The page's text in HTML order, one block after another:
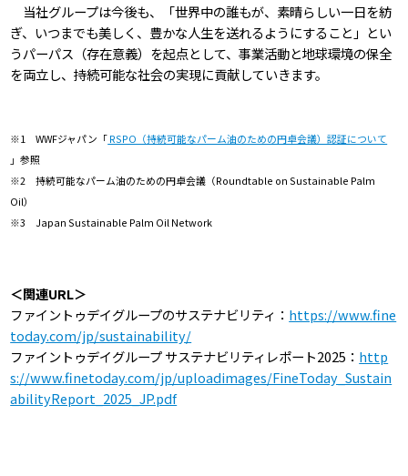
当社グループは今後も、「世界中の誰もが、素晴らしい一日を紡
ぎ、いつまでも美しく、豊かな人生を送れるようにすること」とい
うパーパス（存在意義）を起点として、事業活動と地球環境の保全
を両立し、持続可能な社会の実現に貢献していきます。
※1 WWFジャパン「RSPO（持続可能なパーム油のための円卓会議）認証について
」参照
※2 持続可能なパーム油のための円卓会議（Roundtable on Sustainable Palm
Oil）
※3 Japan Sustainable Palm Oil Network
＜関連URL＞
ファイントゥデイグループのサステナビリティ： https://www.fine
today.com/jp/sustainability/
ファイントゥデイグループ サステナビリティレポート2025： http
s://www.finetoday.com/jp/uploadimages/FineToday_Sustain
abilityReport_2025_JP.pdf